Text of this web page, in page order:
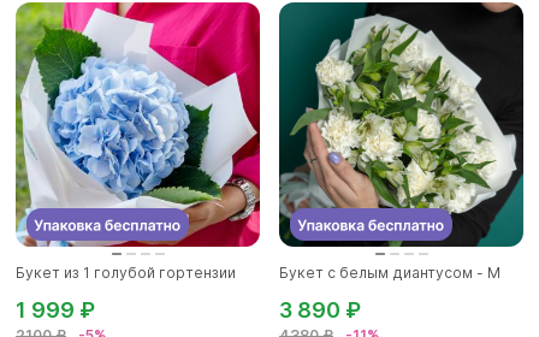
Букет из 1 голубой гортензии
1 999 ₽
Букет с белым диантусом - M
3 890 ₽